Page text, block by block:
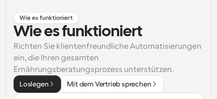
Supercharged Planung mit KI-gestützten Anrufen
Arbeitsabläufe
Automatisieren Sie die Planung und Erinnerungen
Blog
Bleiben Sie auf dem Laufenden über die neuesten
Nachrichten und Updates.
Sofortige Besprechungen
Treffen Sie sich in wenigen Minuten mit Kunden
Wie es funktioniert
Wie es funktioniert
Richten Sie klientenfreundliche Automatisierungen
ein, die Ihren gesamten
Ernährungsberatungsprozess unterstützen.
Loslegen Mit dem Vertrieb sprechen